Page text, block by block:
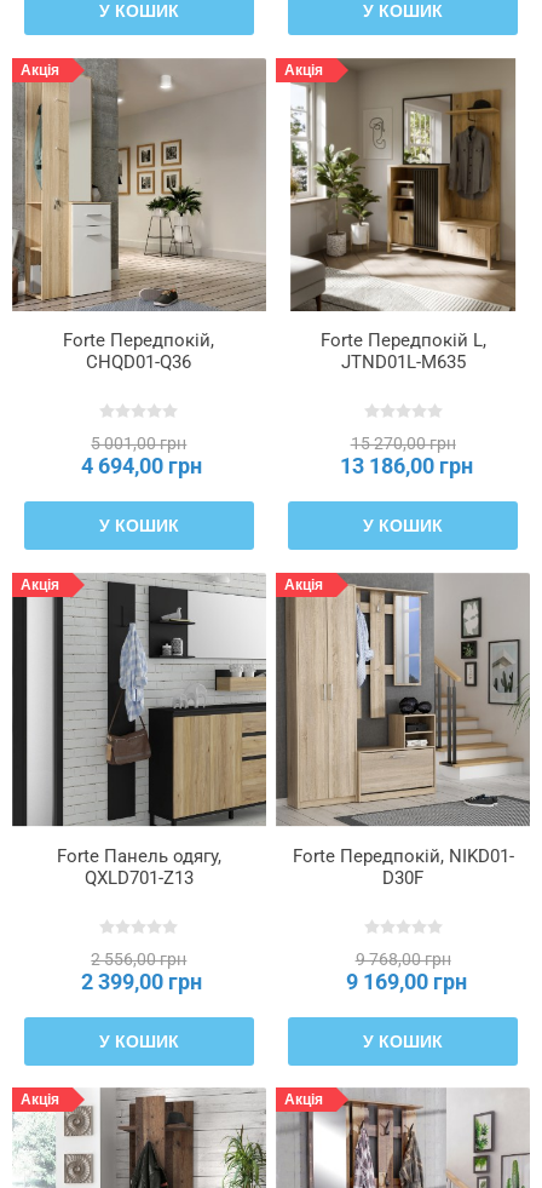
У КОШИК У КОШИК
Акція
Forte Передпокій,
CHQD01-Q36
5 001,00 грн
4 694,00 грн
У КОШИК
Акція
Forte Передпокій L,
JTND01L-M635
15 270,00 грн
13 186,00 грн
У КОШИК
Акція
Forte Панель одягу,
QXLD701-Z13
2 556,00 грн
2 399,00 грн
У КОШИК
Акція
Forte Передпокій, NIKD01-
D30F
9 768,00 грн
9 169,00 грн
У КОШИК
Акція Акція